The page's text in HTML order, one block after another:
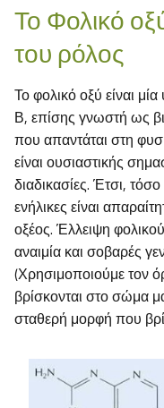
Το Φολικό
του ρόλος
Το φολικό οξύ είναι
Β, επίσης γνωστή ως
που απαντάται στη
είναι ουσιαστικής
διαδικασίες. Έτσι,
ενήλικες είναι
οξέος. Έλλειψη
αναιμία και σοβαρές
(Χρησιμοποιούμε τον
βρίσκονται στο σώμα
σταθερή μορφή που